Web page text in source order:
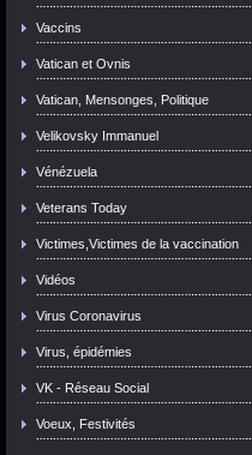
Vaccins
Vatican et Ovnis
Vatican, Mensonges, Politique
Velikovsky Immanuel
Vénézuela
Veterans Today
Victimes,Victimes de la vaccination
Vidéos
Virus Coronavirus
Virus, épidémies
VK - Réseau Social
Voeux, Festivités